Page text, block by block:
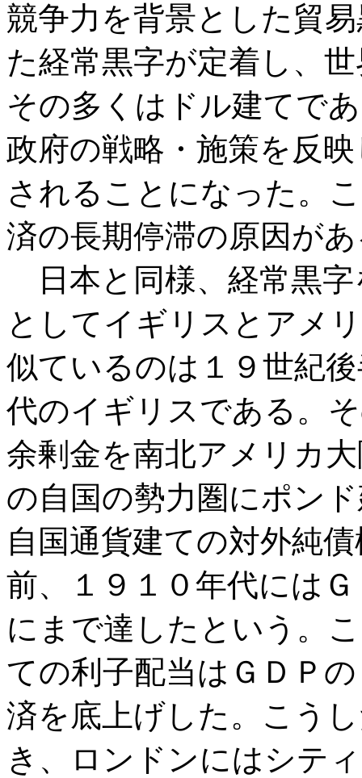
競争力を背景とした貿
た経常黒字が定着し、
その多くはドル建てで
政府の戦略・施策を反
されることになった。
済の長期停滞の原因が
日本と同様、経常黒
としてイギリスとアメ
似ているのは１９世紀
代のイギリスである。
余剰金を南北アメリカ
の自国の勢力圏にポン
自国通貨建ての対外純
前、１９１０年代には
にまで達したという。
ての利子配当はＧＤＰ
済を底上げした。こう
き、ロンドンにはシテ